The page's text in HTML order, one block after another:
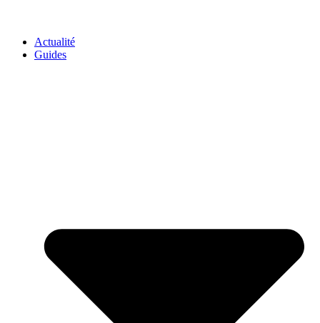
Actualité
Guides